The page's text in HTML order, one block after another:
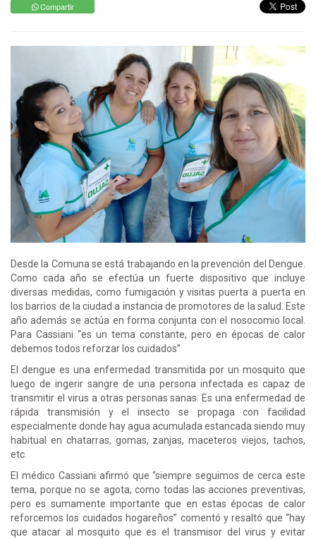
Compartir
Desde la Comuna se está trabajando en la prevención del Dengue.
Como cada año se efectúa un fuerte dispositivo que incluye
diversas medidas, como fumigación y visitas puerta a puerta en
los barrios de la ciudad a instancia de promotores de la salud. Este
año además se actúa en forma conjunta con el nosocomio local.
Para Cassiani “es un tema constante, pero en épocas de calor
debemos todos reforzar los cuidados”
El dengue es una enfermedad transmitida por un mosquito que
luego de ingerir sangre de una persona infectada es capaz de
transmitir el virus a otras personas sanas. Es una enfermedad de
rápida transmisión y el insecto se propaga con facilidad
especialmente donde hay agua acumulada estancada siendo muy
habitual en chatarras, gomas, zanjas, maceteros viejos, tachos,
etc.
El médico Cassiani afirmó que “siempre seguimos de cerca este
tema, porque no se agota, como todas las acciones preventivas,
pero es sumamente importante que en estas épocas de calor
reforcemos los cuidados hogareños” comentó y resaltó que “hay
que atacar al mosquito que es el transmisor del virus y evitar